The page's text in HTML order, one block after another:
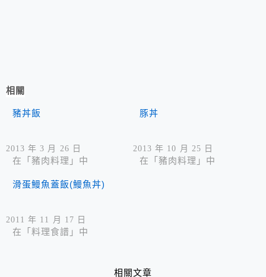
相關
豬丼飯
2013 年 3 月 26 日
在「豬肉料理」中
豚丼
2013 年 10 月 25 日
在「豬肉料理」中
滑蛋鰻魚蓋飯(鰻魚丼)
2011 年 11 月 17 日
在「料理食譜」中
相關文章